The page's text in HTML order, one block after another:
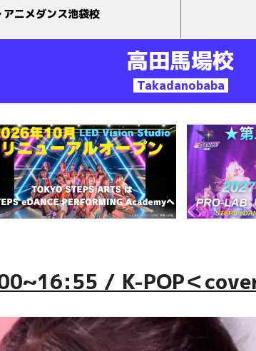
アニメダンス池袋校
高田馬場校
Takadanobaba
/ K-POP＜cover